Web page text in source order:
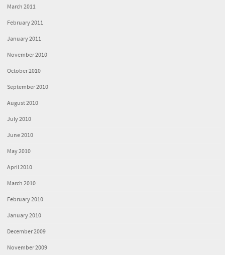
March 2011
February 2011
January 2011
November 2010
October 2010
September 2010
August 2010
July 2010
June 2010
May 2010
April 2010
March 2010
February 2010
January 2010
December 2009
November 2009